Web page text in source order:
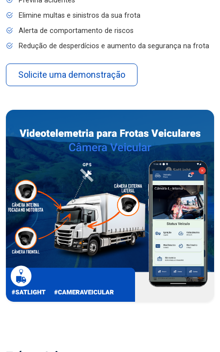
Elimine multas e sinistros da sua frota
Alerta de comportamento de riscos
Redução de desperdícios e aumento da segurança na frota
Solicite uma demonstração